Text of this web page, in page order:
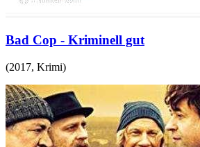
Bad Cop - Kriminell gut
(2017, Krimi)